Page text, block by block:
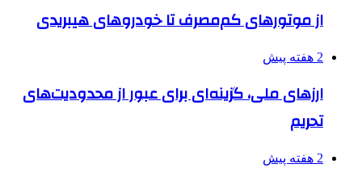
از موتورهای کم‌مصرف تا خودروهای هیبریدی
2 هفته پیش
ارزهای ملی، گزینه‌ای برای عبور از محدودیت‌های
تحریم
2 هفته پیش